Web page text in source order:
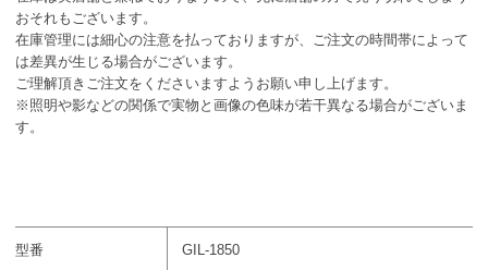
おそれもございます。
在庫管理には細心の注意を払っておりますが、ご注文の時間帯によって
は差異が生じる場合がございます。
ご理解頂きご注文をくださいますようお願い申し上げます。
※照明や影などの関係で実物と画像の色味が若干異なる場合がございま
す。
型番 GIL-1850